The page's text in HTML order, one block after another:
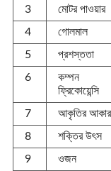
3 মোটর পাওয়ার
4
গোলমাল
5
প্রশস্ততা
6
কম্পন
ফ্রিকোয়েন্সি
7 আকৃতির আকার
8
শক্তির উৎস
9
ওজন